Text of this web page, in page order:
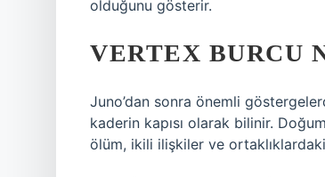
olduğunu gösterir.
VERTEX BURCU
Juno’dan sonra önemli
kaderin kapısı olarak bilinir.
ölüm, ikili ilişkiler ve